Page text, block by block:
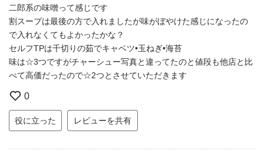
二郎系の味噌って感じです
割スープは最後の方で入れましたが味がぼやけた感じになったの
で入れなくてもよかったかな？
セルフTPは千切りの茹でキャベツ•玉ねぎ•海苔
味は☆3つですがチャーシュー写真と違ってたのと値段も他店と比
べて高価だったので☆2つとさせていただきます
0
役に立った レビューを共有